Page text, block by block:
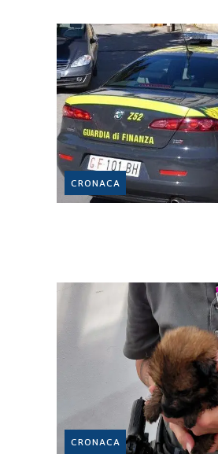
CRONACA
CRONACA